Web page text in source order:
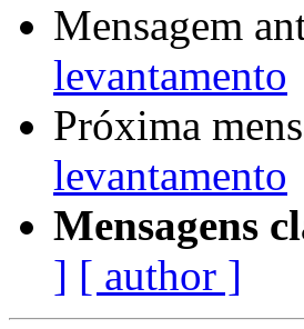
Mensagem
levantamento
Próxima
levantamento
Mensagens
] [ author ]